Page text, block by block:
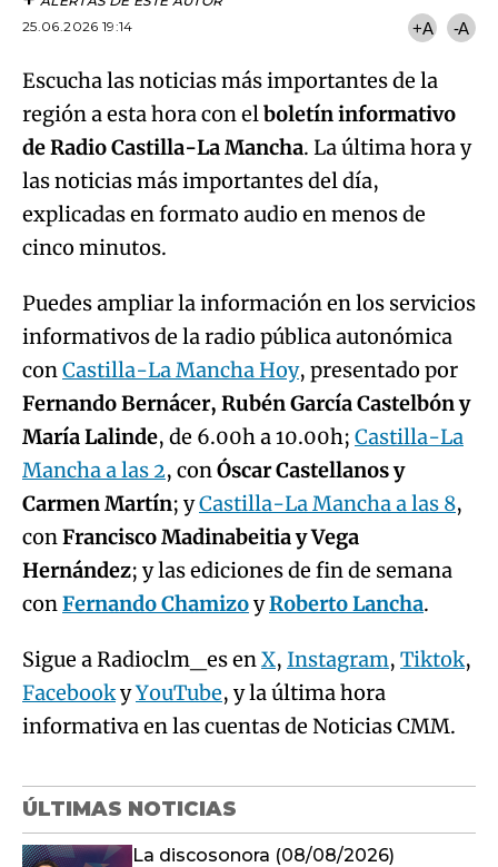
25.06.2026 19:14
+A -A
Escucha las noticias más importantes de la
región a esta hora con elboletín informativo
de Radio Castilla-La Mancha. La última hora y
las noticias más importantes del día,
explicadas en formato audio en menos de
cinco minutos.
Puedes ampliar la información en los servicios
informativos de la radio pública autonómica
conCastilla-La Mancha Hoy, presentado por
Fernando Bernácer, Rubén García Castelbón y
María Lalinde, de 6.00h a 10.00h; Castilla-La
Mancha a las 2, conÓscar Castellanos y
Carmen Martín; yCastilla-La Mancha a las 8,
conFrancisco Madinabeitia y Vega
Hernández; y las ediciones de fin de semana
conFernando ChamizoyRoberto Lancha.
Sigue a Radioclm_es enX, Instagram, Tiktok,
FacebookyYouTube, y la última hora
informativa en las cuentas de Noticias CMM.
ÚLTIMAS NOTICIAS
La discosonora (08/08/2026)